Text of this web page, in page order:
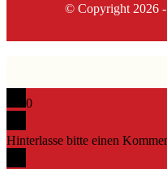
© Copyright 2026 -
0
Hinterlasse bitte einen